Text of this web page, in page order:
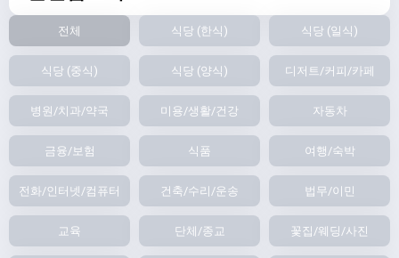
전체 식당 (한식) 식당 (일식)
식당 (중식) 식당 (양식) 디저트/커피/카페
병원/치과/약국 미용/생활/건강 자동차
금융/보험 식품 여행/숙박
전화/인터넷/컴퓨터 건축/수리/운송 법무/이민
교육 단체/종교 꽃집/웨딩/사진